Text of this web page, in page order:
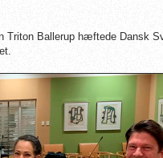
Triton Ballerup hæftede Dansk